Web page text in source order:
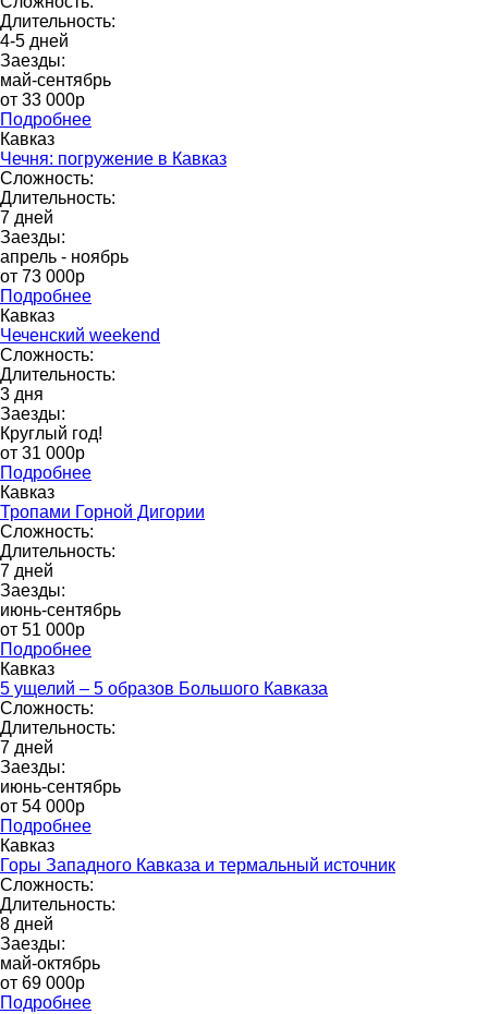
Длительность:
4-5 дней
Заезды:
май-сентябрь
от 33 000р
Подробнее
Кавказ
Чечня: погружение в Кавказ
Сложность:
Длительность:
7 дней
Заезды:
апрель - ноябрь
от 73 000p
Подробнее
Кавказ
Чеченский weekend
Сложность:
Длительность:
3 дня
Заезды:
Круглый год!
от 31 000p
Подробнее
Кавказ
Тропами Горной Дигории
Сложность:
Длительность:
7 дней
Заезды:
июнь-сентябрь
от 51 000р
Подробнее
Кавказ
5 ущелий – 5 образов Большого Кавказа
Сложность:
Длительность:
7 дней
Заезды:
июнь-сентябрь
от 54 000р
Подробнее
Кавказ
Горы Западного Кавказа и термальный источник
Сложность:
Длительность:
8 дней
Заезды:
май-октябрь
от 69 000p
Подробнее